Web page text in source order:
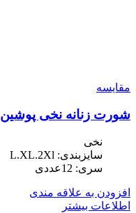
مقایسه
شورت زنانه نخی پوشین
نخی
سایزبندی: L.XL.2Xl
سری: 12عددی
افزودن به علاقه مندی
اطلاعات بیشتر